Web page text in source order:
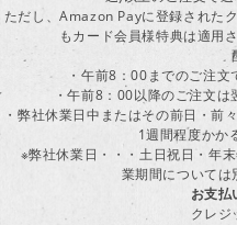
ただし、Amazon Payに登録された
もカード会員様特典は適用
・午前8：00までのご注文
・午前8：00以降のご注文は
・弊社休業日中またはその前日・前
1週間程度かか
※弊社休業日・・・土日祝日・年
業期間については
お支払
クレジ